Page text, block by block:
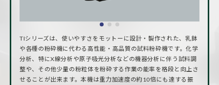
TIシリーズは、使いやすさをモットーに設計・製作された、乳鉢
や各種の粉砕機に代わる高性能・高品質の試料粉砕機です。化学
分析、特にX線分析や原子吸光分析などの機器分析に伴う試料調
整や、その他少量の粉粒体を粉砕する作業の能率を格段と向上さ
せることが出来ます。本機は重力加速度の約10倍にも達する振